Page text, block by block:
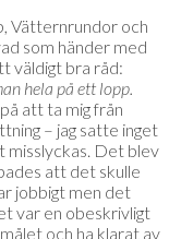
Vätternrundor och
som händer med
väldigt bra råd:
hela på ett lopp.
att ta mig från
– jag satte inget
misslyckas. Det blev
att det skulle
jobbigt men det
var en obeskrivligt
och ha klarat av